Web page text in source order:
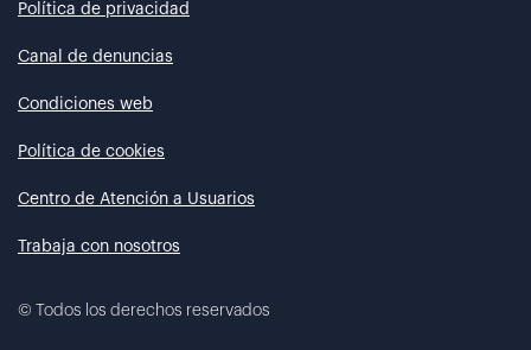
Política de privacidad
Canal de denuncias
Condiciones web
Política de cookies
Centro de Atención a Usuarios
Trabaja con nosotros
© Todos los derechos reservados